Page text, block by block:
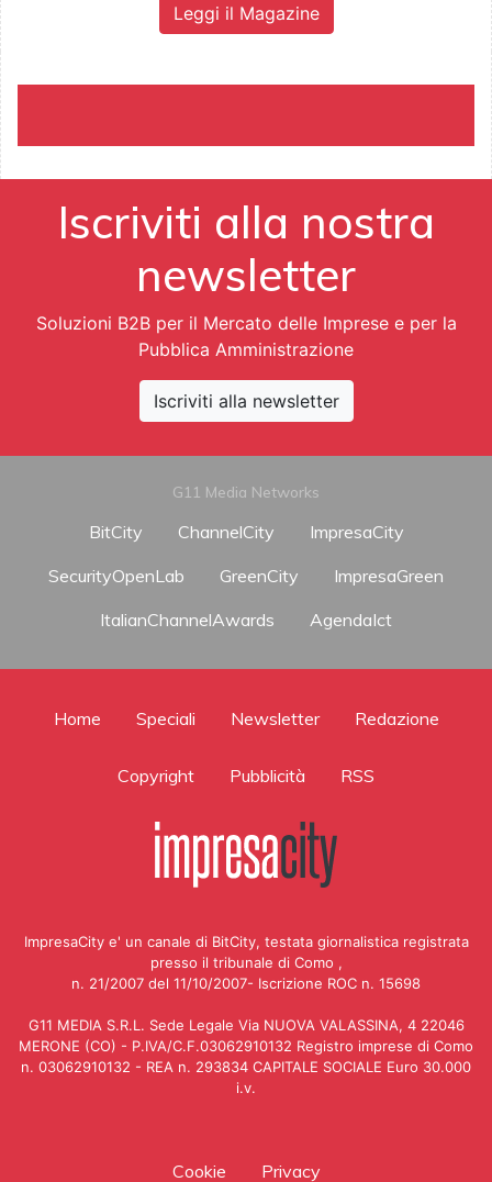
Leggi il Magazine
Iscriviti alla nostra
newsletter
Soluzioni B2B per il Mercato delle Imprese e per la
Pubblica Amministrazione
Iscriviti alla newsletter
G11 Media Networks
BitCity ChannelCity
ImpresaCity
SecurityOpenLab
GreenCity
ImpresaGreen
ItalianChannelAwards
AgendaIct
Home Speciali Newsletter Redazione
Copyright Pubblicità RSS
ImpresaCity e' un canale di BitCity, testata giornalistica registrata
presso il tribunale di Como ,
n. 21/2007 del 11/10/2007- Iscrizione ROC n. 15698
G11 MEDIA S.R.L. Sede Legale Via NUOVA VALASSINA, 4 22046
MERONE (CO) - P.IVA/C.F.03062910132 Registro imprese di Como
n. 03062910132 - REA n. 293834 CAPITALE SOCIALE Euro 30.000
i.v.
Cookie Privacy